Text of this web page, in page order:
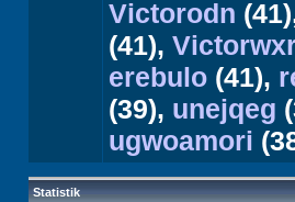
Victorodn
(41),
erebulo (41),
(39), unejqeg
ugwoamori
Statistik